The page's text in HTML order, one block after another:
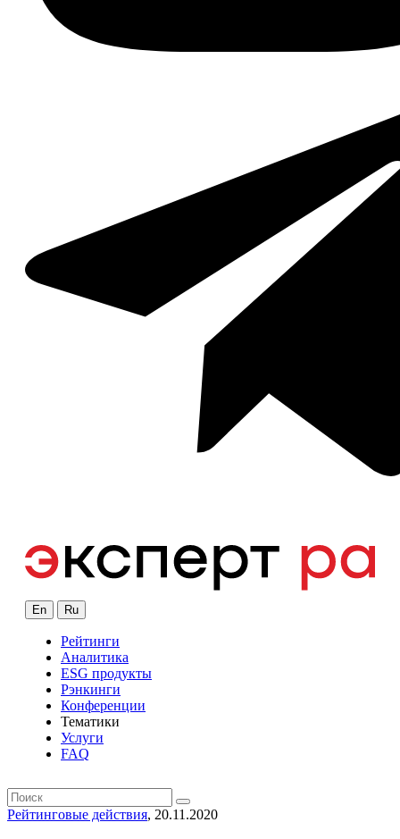
En Ru
Рейтинги
Аналитика
ESG продукты
Рэнкинги
Конференции
Тематики
Услуги
FAQ
Рейтинговые действия, 20.11.2020